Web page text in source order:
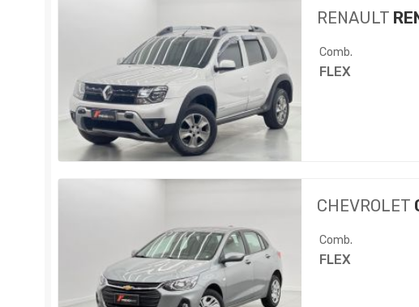
RENAULT
Comb.
FLEX
CHEVROLET
Comb.
FLEX